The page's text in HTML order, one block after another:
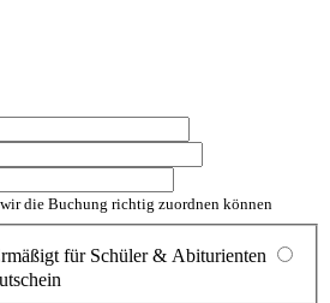
die Buchung richtig zuordnen können
für Schüler & Abiturienten